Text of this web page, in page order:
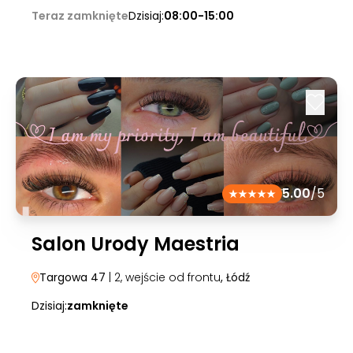
Teraz zamknięteDzisiaj:08:00-15:00
5.00/5
Salon Urody Maestria
Targowa 47 | 2, wejście od frontu, Łódź
Dzisiaj:zamknięte